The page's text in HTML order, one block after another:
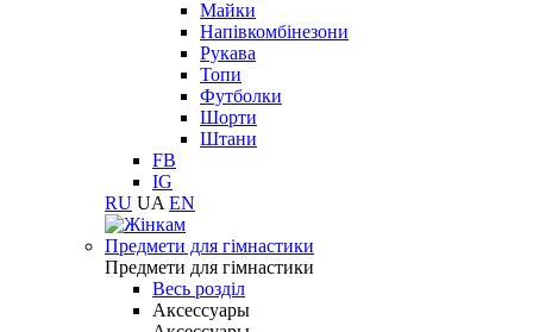
Майки
Напівкомбінезони
Рукава
Топи
Футболки
Шорти
Штани
FB
IG
RU UA EN
Предмети для гімнастики
Предмети для гімнастики
Весь розділ
Аксессуары